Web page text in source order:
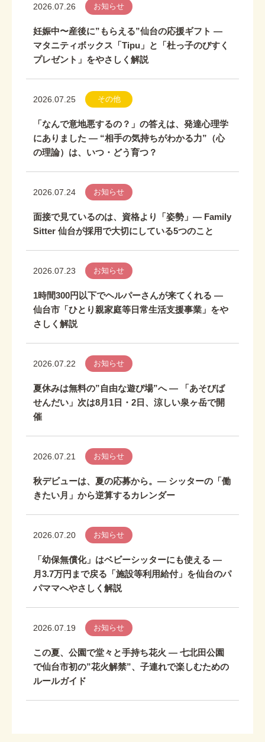
2026.07.26 お知らせ
妊娠中〜産後に”もらえる”仙台の応援ギフト ―
マタニティボックス「Tipu」と「杜っ子のびすく
プレゼント」をやさしく解説
2026.07.25 その他
「なんで意地悪するの？」の答えは、発達心理学
にありました ― “相手の気持ちがわかる力”（心
の理論）は、いつ・どう育つ？
2026.07.24 お知らせ
面接で見ているのは、資格より「姿勢」― Family
Sitter 仙台が採用で大切にしている5つのこと
2026.07.23 お知らせ
1時間300円以下でヘルパーさんが来てくれる ―
仙台市「ひとり親家庭等日常生活支援事業」をや
さしく解説
2026.07.22 お知らせ
夏休みは無料の”自由な遊び場”へ ― 「あそびば
せんだい」次は8月1日・2日、涼しい泉ヶ岳で開
催
2026.07.21 お知らせ
秋デビューは、夏の応募から。― シッターの「働
きたい月」から逆算するカレンダー
2026.07.20 お知らせ
「幼保無償化」はベビーシッターにも使える ―
月3.7万円まで戻る「施設等利用給付」を仙台のパ
パママへやさしく解説
2026.07.19 お知らせ
この夏、公園で堂々と手持ち花火 ― 七北田公園
で仙台市初の”花火解禁”、子連れで楽しむための
ルールガイド